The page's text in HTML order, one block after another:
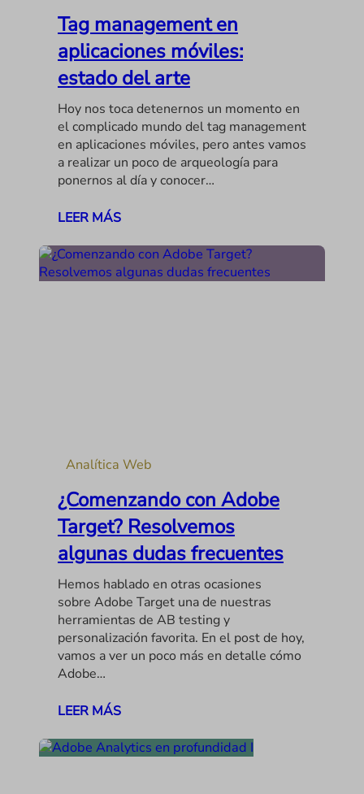
Tag management en
aplicaciones móviles:
estado del arte
Hoy nos toca detenernos un momento en
el complicado mundo del tag management
en aplicaciones móviles, pero antes vamos
a realizar un poco de arqueología para
ponernos al día y conocer…
LEER MÁS
Analítica Web
¿Comenzando con Adobe
Target? Resolvemos
algunas dudas frecuentes
Hemos hablado en otras ocasiones
sobre Adobe Target una de nuestras
herramientas de AB testing y
personalización favorita. En el post de hoy,
vamos a ver un poco más en detalle cómo
Adobe…
LEER MÁS